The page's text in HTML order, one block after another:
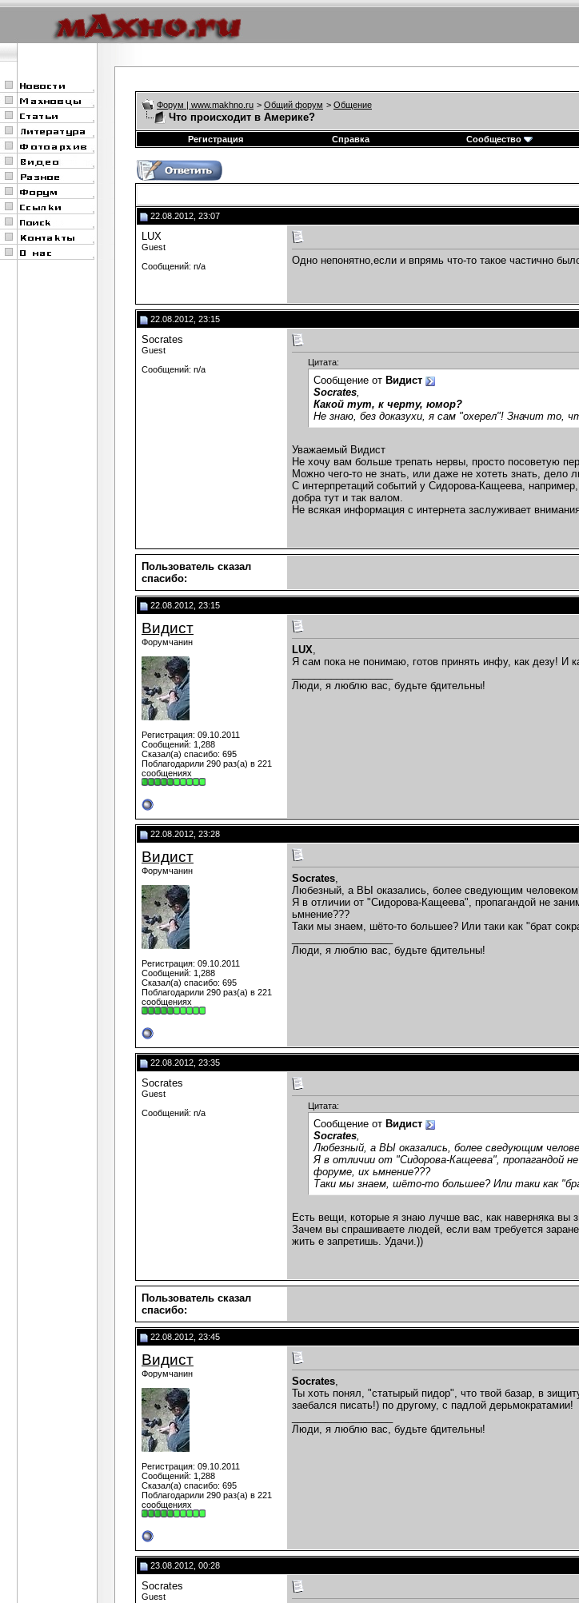
Форум | www.makhno.ru > Общий форум > Общение
Что происходит в Америке?
Регистрация
Справка Сообщество
22.08.2012, 23:07
LUX
Guest
Сообщений: n/a
Одно непонятно,если и впрямь что-то такое частично
22.08.2012, 23:15
Socrates
Guest
Сообщений: n/a
Цитата:
Сообщение от Видист
Socrates,
Какой тут, к черту, юмор?
Не знаю, без доказухи, я сам "охерел"! Значит то,
Уважаемый Видист
Не хочу вам больше трепать нервы, просто посоветую
Можно чего-то не знать, или даже не хотеть знать,
С интерпретаций событий у Сидорова-Кащеева,
добра тут и так валом.
Не всякая информация с интернета заслуживает
Пользователь сказал
cпасибо:
22.08.2012, 23:15
Видист
Форумчанин
Регистрация: 09.10.2011
Сообщений: 1,288
Сказал(а) спасибо: 695
Поблагодарили 290 раз(а) в 221
сообщениях
LUX,
Я сам пока не понимаю, готов принять инфу, как дезу!
Люди, я люблю вас, будьте бдительны!
22.08.2012, 23:28
Видист
Форумчанин
Регистрация: 09.10.2011
Сообщений: 1,288
Сказал(а) спасибо: 695
Поблагодарили 290 раз(а) в 221
сообщениях
Socrates,
Любезный, а ВЫ оказались, более сведующим
Я в отличии от "Сидорова-Кащеева", пропагандой не
ьмнение???
Таки мы знаем, шёто-то большее? Или таки как "брат
Люди, я люблю вас, будьте бдительны!
22.08.2012, 23:35
Socrates
Guest
Сообщений: n/a
Цитата:
Сообщение от Видист
Socrates,
Любезный, а ВЫ оказались, более сведующим
Я в отличии от "Сидорова-Кащеева", пропагандой
форуме, их ьмнение???
Таки мы знаем, шёто-то большее? Или таки как
Есть вещи, которые я знаю лучше вас, как наверняка вы
Зачем вы спрашиваете людей, если вам требуется
жить е запретишь. Удачи.))
Пользователь сказал
cпасибо:
22.08.2012, 23:45
Видист
Форумчанин
Регистрация: 09.10.2011
Сообщений: 1,288
Сказал(а) спасибо: 695
Поблагодарили 290 раз(а) в 221
сообщениях
Socrates,
Ты хоть понял, "статырый пидор", что твой базар, в
заебался писать!) по другому, с падлой дерьмократамии!
Люди, я люблю вас, будьте бдительны!
23.08.2012, 00:28
Socrates
Guest